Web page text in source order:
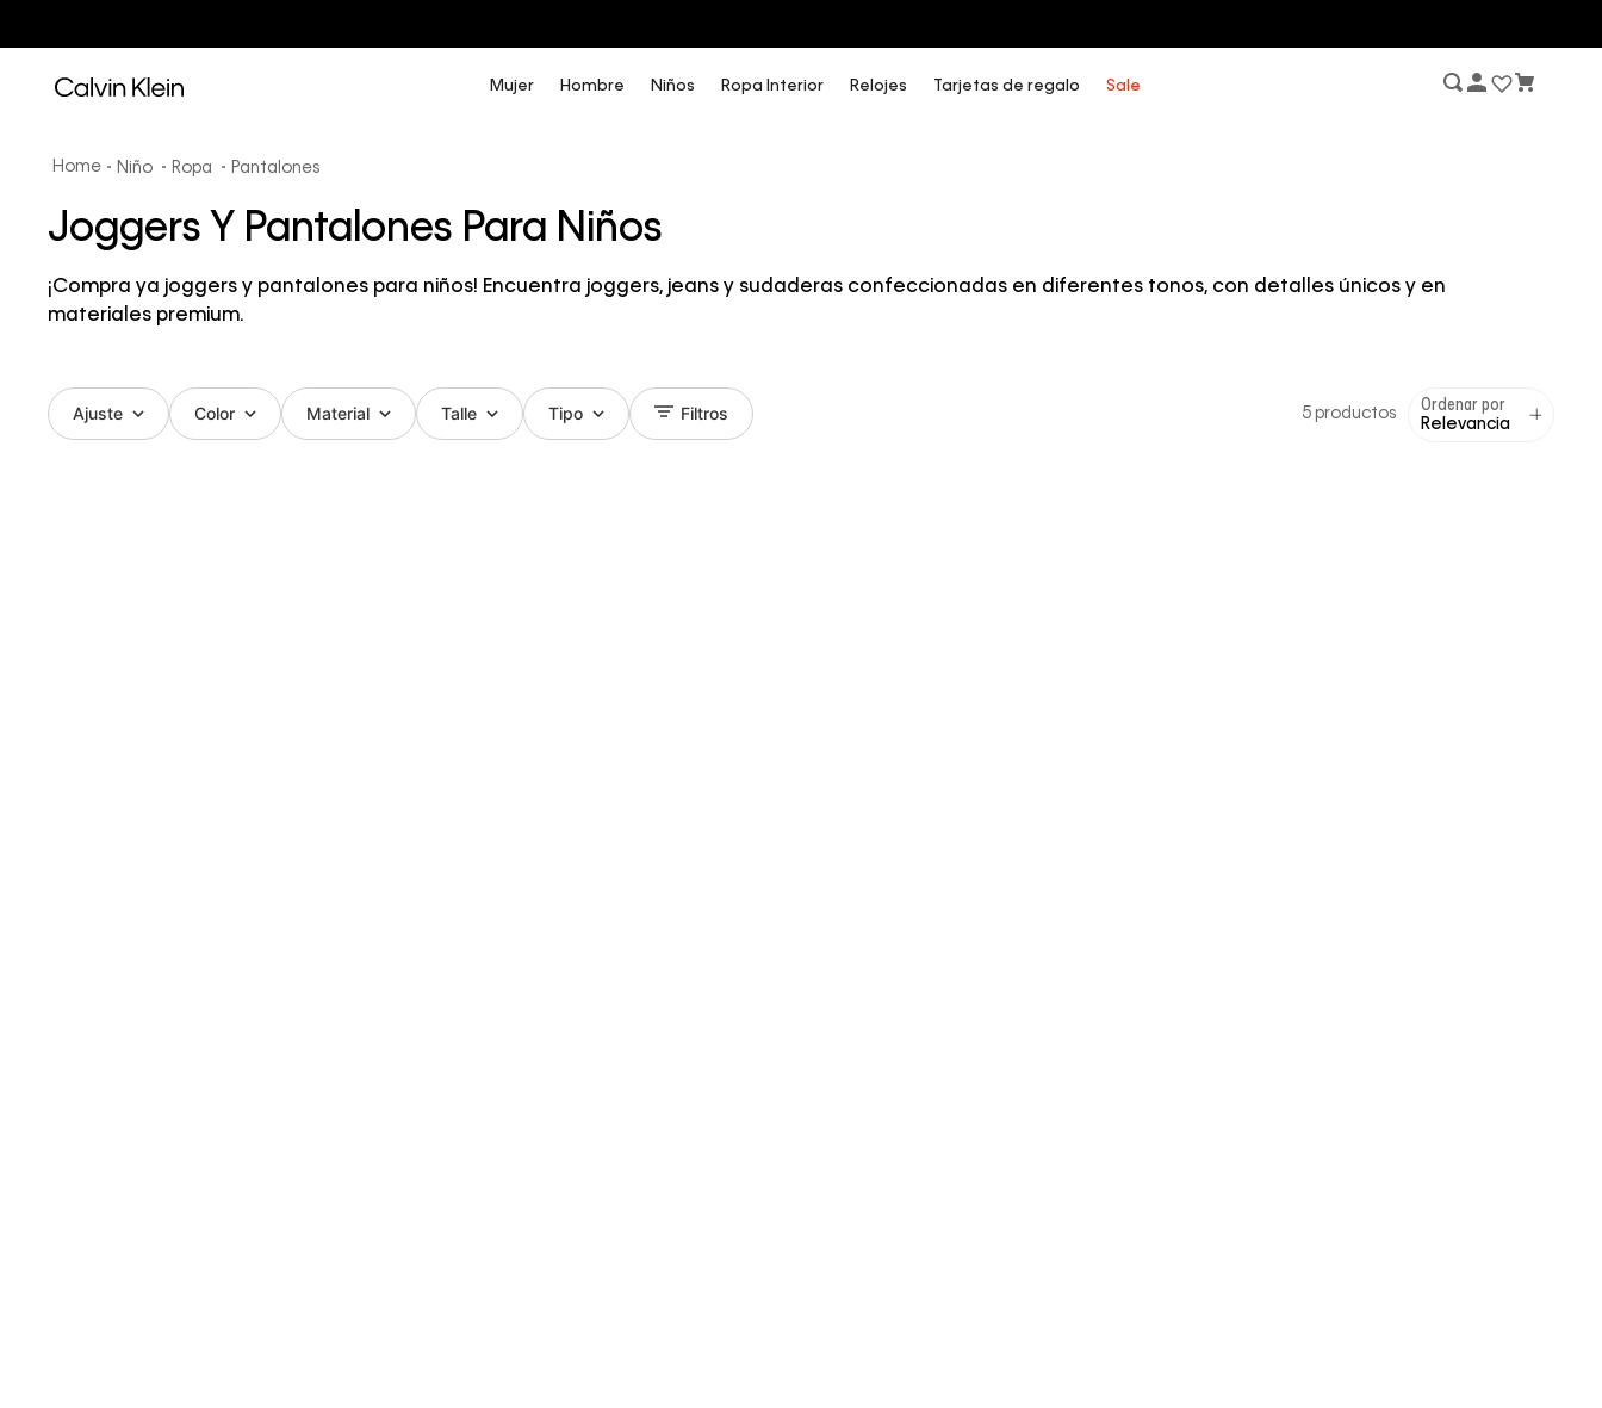
Mujer Hombre Niños Ropa Interior Relojes Tarjetas de regalo Sale
Niño Ropa Pantalones
Joggers Y Pantalones Para Niños
¡Compra ya joggers y pantalones para niños! Encuentra joggers, jeans y sudaderas confeccionadas en diferentes tonos, con detalles únicos y en
materiales premium.
Ajuste Color Material Talle Tipo Filtros 5 productos
Ordenar por
Relevancia